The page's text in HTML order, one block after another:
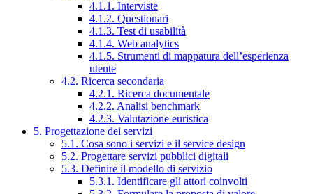
4.1.1. Interviste
4.1.2. Questionari
4.1.3. Test di usabilità
4.1.4. Web analytics
4.1.5. Strumenti di mappatura dell’esperienza
utente
4.2. Ricerca secondaria
4.2.1. Ricerca documentale
4.2.2. Analisi benchmark
4.2.3. Valutazione euristica
5. Progettazione dei servizi
5.1. Cosa sono i servizi e il service design
5.2. Progettare servizi pubblici digitali
5.3. Definire il modello di servizio
5.3.1. Identificare gli attori coinvolti